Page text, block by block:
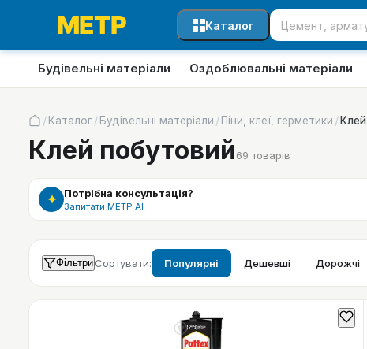
Каталог
Будівельні матеріали Оздоблювальні матеріали
/Каталог/Будівельні матеріали /Піни, клеї, герметики /
Клей побутовий69 товарів
✦ Потрібна консультація?
Запитати МЕТР АІ
Фільтри Сортувати: Популярні Дешевші Дорожчі